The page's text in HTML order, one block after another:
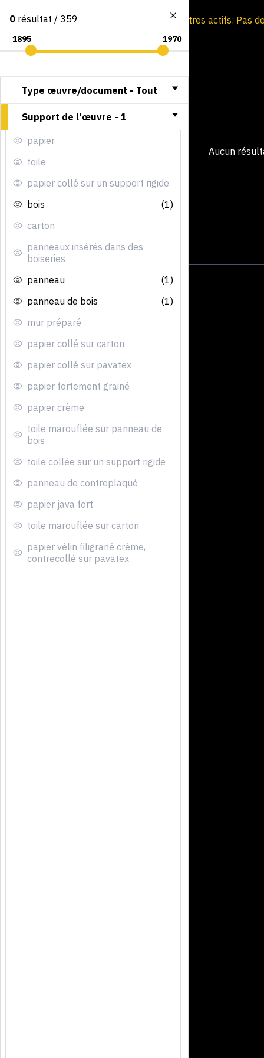
Consultation par image Filtres actifs: Pas
Aucun
0 résultat / 359
Type œuvre/document - Tout
Support de l'œuvre - 1
papier
toile
papier collé sur un support rigide
bois
(1)
carton
panneaux insérés dans des
boiseries
panneau
(1)
panneau de bois
(1)
mur préparé
papier collé sur carton
papier collé sur pavatex
papier fortement grainé
papier crème
toile marouflée sur panneau de
bois
toile collée sur un support rigide
panneau de contreplaqué
papier java fort
toile marouflée sur carton
papier vélin filigrané crème,
contrecollé sur pavatex